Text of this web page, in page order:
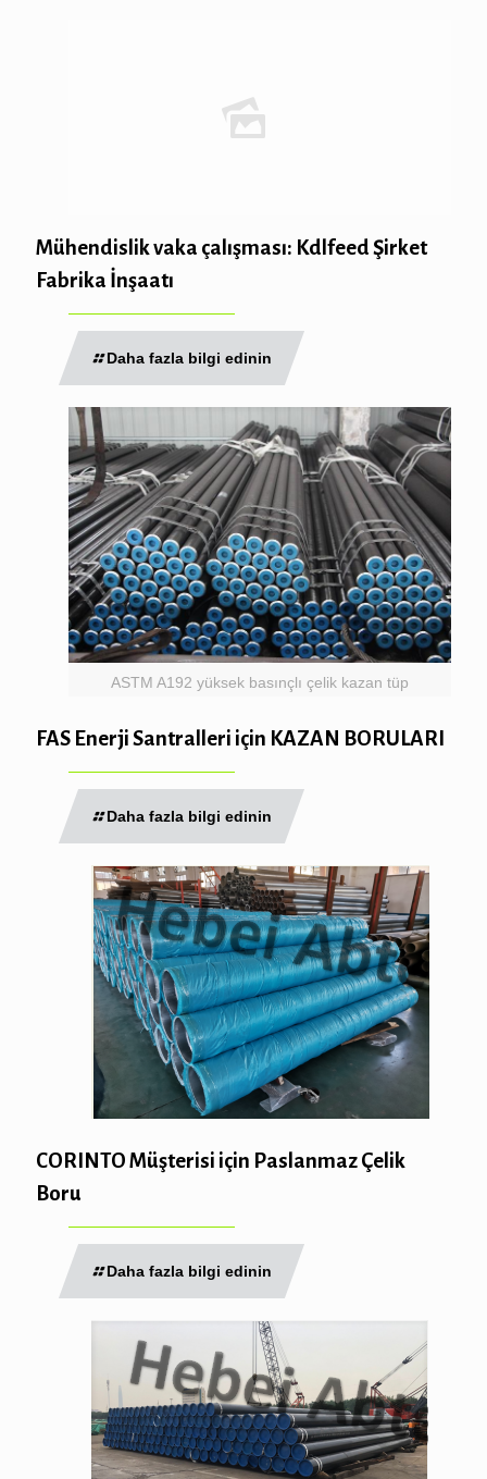
Mühendislik vaka çalışması: Kdlfeed Şirket
Fabrika İnşaatı
Daha fazla bilgi edinin
ASTM A192 yüksek basınçlı çelik kazan tüp
FAS Enerji Santralleri için KAZAN BORULARI
Daha fazla bilgi edinin
CORINTO Müşterisi için Paslanmaz Çelik
Boru
Daha fazla bilgi edinin